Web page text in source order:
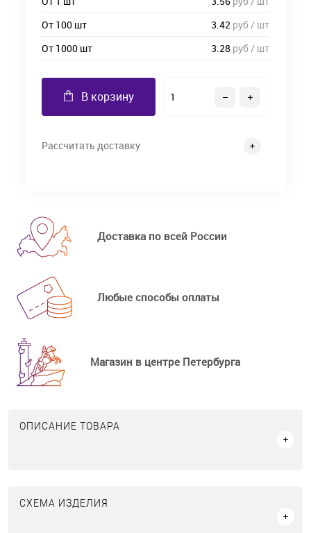
От 100 шт
3.42 руб / шт
От 1000 шт
3.28 руб / шт
В корзину
Рассчитать доставку
Доставка по всей России
Любые способы оплаты
Магазин в центре Петербурга
ОПИСАНИЕ ТОВАРА
СХЕМА ИЗДЕЛИЯ